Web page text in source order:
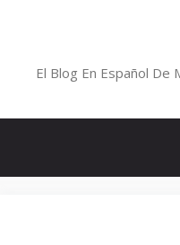
El Blog En Español